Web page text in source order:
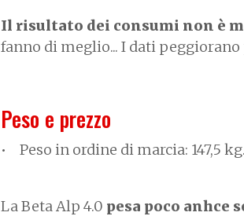
Il risultato dei consumi non è
fanno di meglio... I dati
Peso e prezzo
Peso in ordine di marcia: 147,5 kg.
La Beta Alp 4.0 pesa poco anhce